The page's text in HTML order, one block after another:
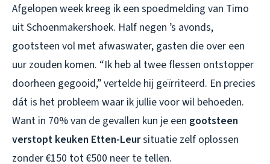
Afgelopen week kreeg ik een spoedmelding van Timo
uit Schoenmakershoek. Half negen ’s avonds,
gootsteen vol met afwaswater, gasten die over een
uur zouden komen. “Ik heb al twee flessen ontstopper
doorheen gegooid,” vertelde hij geïrriteerd. En precies
dát is het probleem waar ik jullie voor wil behoeden.
Want in 70% van de gevallen kun je een gootsteen
verstopt keuken Etten-Leursituatie zelf oplossen
zonder €150 tot €500 neer te tellen.